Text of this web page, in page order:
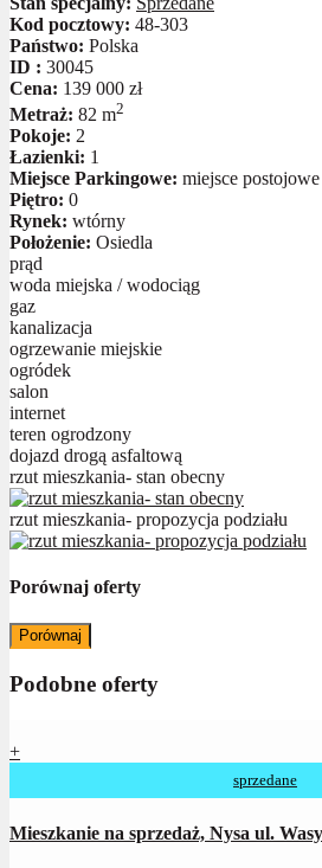
Kod pocztowy: 48-303
Państwo: Polska
ID : 30045
Cena: 139 000 zł
Metraż: 82 m2
Pokoje: 2
Łazienki: 1
Miejsce Parkingowe: miejsce
Piętro: 0
Rynek: wtórny
Położenie: Osiedla
prąd
woda miejska / wodociąg
gaz
kanalizacja
ogrzewanie miejskie
ogródek
salon
internet
teren ogrodzony
dojazd drogą asfaltową
rzut mieszkania- stan obecny
rzut mieszkania- propozycja podziału
Porównaj oferty
Porównaj
Podobne oferty
+
sprzedane
Mieszkanie na sprzedaż, Nysa ul.